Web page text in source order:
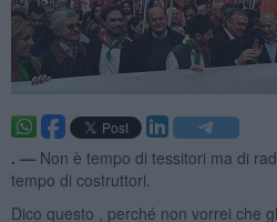
. — Non è tempo di tessitori ma di
tempo di costruttori.
Dico questo , perché non vorrei che